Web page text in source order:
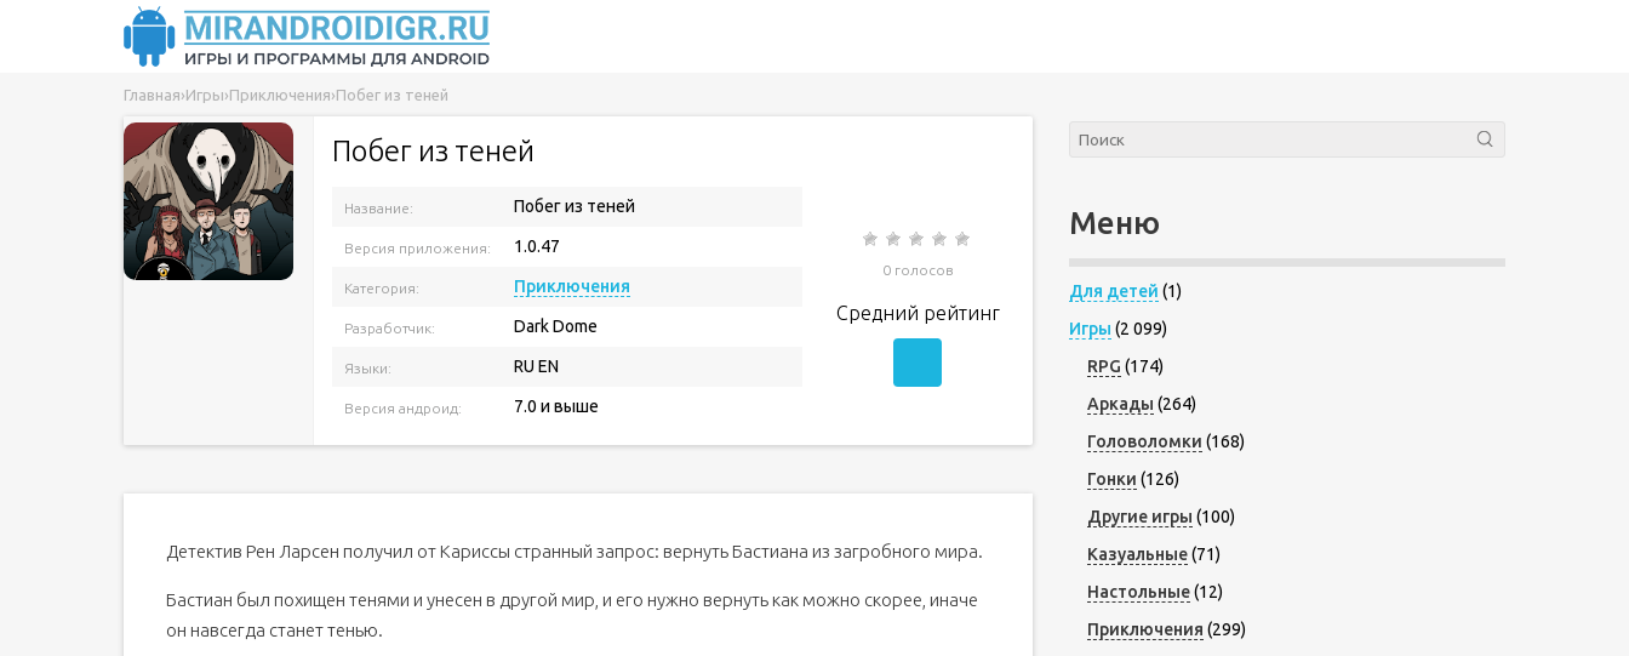
Главная›Игры›Приключения›Побег из теней
Побег из теней
Название: Побег из теней
Версия приложения: 1.0.47
Категория: Приключения
Разработчик: Dark Dome
Языки: RU EN
Версия андроид: 7.0 и выше
0 голосов
Средний рейтинг
Детектив Рен Ларсен получил от Кариссы странный запрос: вернуть Бастиана из загробного мира.
Бастиан был похищен тенями и унесен в другой мир, и его нужно вернуть как можно скорее, иначе
он навсегда станет тенью.
Меню
Для детей (1)
Игры (2 099)
RPG (174)
Аркады (264)
Головоломки (168)
Гонки (126)
Другие игры (100)
Казуальные(71)
Настольные(12)
Приключения (299)